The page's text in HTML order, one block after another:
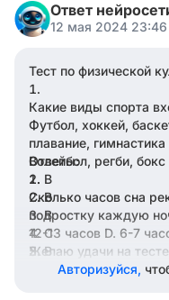
Ответ
12 мая 2024 23:46
Тест по физической
Какие виды спорта
Футбол, хоккей,
плавание,
Волейбол, регби, бокс
Сколько часов сна
подростку каждую
12-13 часов D. 6-7
Как называется
Ответы:
B
B
B
C
B
Желаю удачи на
Авторизуйся,